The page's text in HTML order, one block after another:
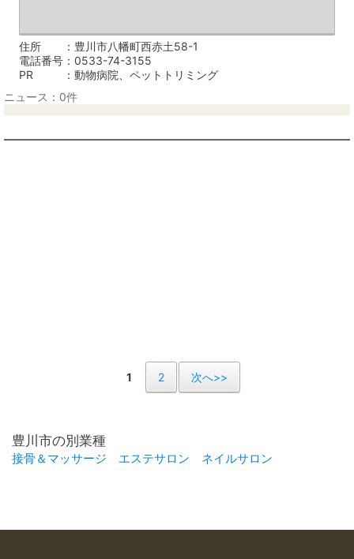
住所
豊川市八幡町西赤土58-1
電話番号
0533-74-3155
PR
動物病院、ペットトリミング
ニュース：0件
1 2 次へ>>
豊川市の別業種
接骨＆マッサージ エステサロン ネイルサロン